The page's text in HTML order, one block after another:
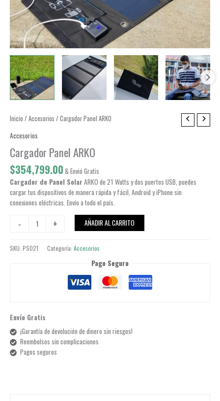
Inicio / Accesorios / Cargador Panel ARKO
Accesorios
Cargador Panel ARKO
$354,799.00 & Envió Gratis
Cargador de Panel Solar ARKO de 21 Watts y dos puertos USB, puedes
cargar tus dispositivos de manera rápida y fácil, Android y iPhone sin
conexiones eléctricas. Envío a todo el país.
-
cantidad
+ AÑADIR AL CARRITO
SKU: PS021 Categoría: Accesorios
Pago Seguro
Envío Gratis
¡Garantía de devolución de dinero sin riesgos!
Reembolsos sin complicaciones
Pagos seguros